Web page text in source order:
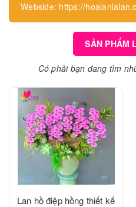
Webside: https://
SẢN PHẨM
Có phải bạn đang tìm
Lan hồ điệp hồng thiết kế